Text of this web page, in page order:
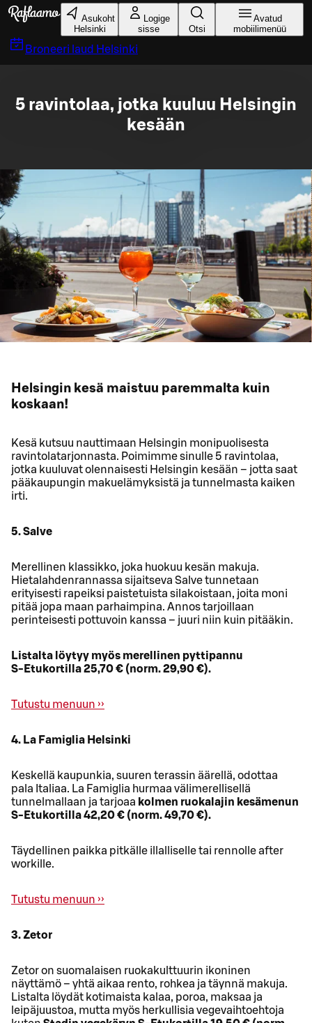
Liigu peamise sisu juurde
Asukoht
Helsinki
Logige
sisse
Otsi
Avatud
mobiilimenüü
Broneeri laud Helsinki
5 ravintolaa, jotka kuuluu Helsingin
kesään
Helsingin kesä maistuu paremmalta kuin
koskaan!
Kesä kutsuu nauttimaan Helsingin monipuolisesta
ravintolatarjonnasta. Poimimme sinulle 5 ravintolaa,
jotka kuuluvat olennaisesti Helsingin kesään – jotta saat
pääkaupungin makuelämyksistä ja tunnelmasta kaiken
irti.
5. Salve
Merellinen klassikko, joka huokuu kesän makuja.
Hietalahdenrannassa sijaitseva Salve tunnetaan
erityisesti rapeiksi paistetuista silakoistaan, joita moni
pitää jopa maan parhaimpina. Annos tarjoillaan
perinteisesti pottuvoin kanssa – juuri niin kuin pitääkin.
Listalta löytyy myös merellinen pyttipannu
S‑Etukortilla 25,70 € (norm. 29,90 €).
Tutustu menuun ››
4. La Famiglia Helsinki
Keskellä kaupunkia, suuren terassin äärellä, odottaa
pala Italiaa. La Famiglia hurmaa välimerellisellä
tunnelmallaan ja tarjoaa kolmen ruokalajin kesämenun
S‑Etukortilla 42,20 € (norm. 49,70 €).
Täydellinen paikka pitkälle illalliselle tai rennolle after
workille.
Tutustu menuun ››
3. Zetor
Zetor on suomalaisen ruokakulttuurin ikoninen
näyttämö – yhtä aikaa rento, rohkea ja täynnä makuja.
Listalta löydät kotimaista kalaa, poroa, maksaa ja
leipäjuustoa, mutta myös herkullisia vegevaihtoehtoja